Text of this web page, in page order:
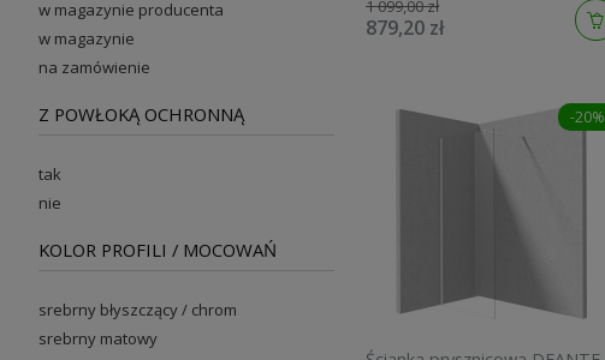
Z POWŁOKĄ OCHRONNĄ
tak
nie
KOLOR PROFILI / MOCOWAŃ
srebrny błyszczący / chrom
srebrny matowy
na zamówienie
w magazynie
w magazynie producenta 1 099,00 zł
879,20 zł
-20%